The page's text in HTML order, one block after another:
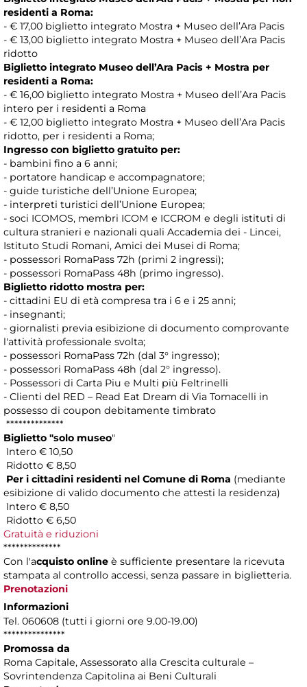
residenti a Roma:
- € 17,00 biglietto integrato Mostra + Museo dell’Ara Pacis
- € 13,00 biglietto integrato Mostra + Museo dell’Ara Pacis
ridotto
Biglietto integrato Museo dell’Ara Pacis + Mostra per
residenti a Roma:
- € 16,00 biglietto integrato Mostra + Museo dell’Ara Pacis
intero per i residenti a Roma
- € 12,00 biglietto integrato Mostra + Museo dell’Ara Pacis
ridotto, per i residenti a Roma;
Ingresso con biglietto gratuito per:
- bambini fino a 6 anni;
- portatore handicap e accompagnatore;
- guide turistiche dell’Unione Europea;
- interpreti turistici dell’Unione Europea;
- soci ICOMOS, membri ICOM e ICCROM e degli istituti di
cultura stranieri e nazionali quali Accademia dei - Lincei,
Istituto Studi Romani, Amici dei Musei di Roma;
- possessori RomaPass 72h (primi 2 ingressi);
- possessori RomaPass 48h (primo ingresso).
Biglietto ridotto mostra per:
- cittadini EU di età compresa tra i 6 e i 25 anni;
- insegnanti;
- giornalisti previa esibizione di documento comprovante
l'attività professionale svolta;
- possessori RomaPass 72h (dal 3° ingresso);
- possessori RomaPass 48h (dal 2° ingresso).
- Possessori di Carta Piu e Multi più Feltrinelli
- Clienti del RED – Read Eat Dream di Via Tomacelli in
possesso di coupon debitamente timbrato
**************
Biglietto "solo museo"
Intero € 10,50
Ridotto € 8,50
Per i cittadini residenti nel Comune di Roma (mediante
esibizione di valido documento che attesti la residenza)
Intero € 8,50
Ridotto € 6,50
Gratuità e riduzioni
**************
Con l'acquisto online è sufficiente presentare la ricevuta
stampata al controllo accessi, senza passare in biglietteria.
Prenotazioni
Informazioni
Tel. 060608 (tutti i giorni ore 9.00-19.00)
***************
Promossa da
Roma Capitale, Assessorato alla Crescita culturale –
Sovrintendenza Capitolina ai Beni Culturali